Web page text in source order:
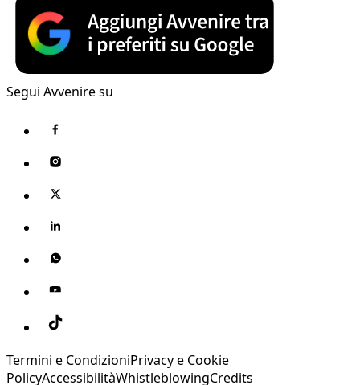
Segui Avvenire su
Termini e CondizioniPrivacy e Cookie
PolicyAccessibilitàWhistleblowingCredits